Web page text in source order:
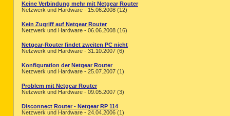
Keine Verbindung mehr mit Netgear Router
Netzwerk und Hardware - 15.06.2008 (12)
Kein Zugriff auf Netgear Router
Netzwerk und Hardware - 06.06.2008 (16)
Netgear-Router findet zweiten PC nicht
Netzwerk und Hardware - 31.10.2007 (6)
Konfiguration der Netgear Router
Netzwerk und Hardware - 25.07.2007 (1)
Problem mit Netgear Router
Netzwerk und Hardware - 09.05.2007 (3)
Disconnect Router - Netgear RP 114
Netzwerk und Hardware - 24.04.2006 (1)